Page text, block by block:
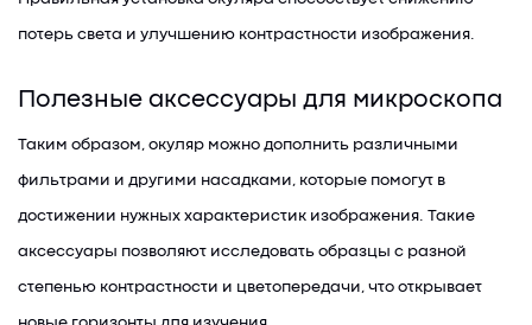
потерь света и улучшению контрастности изображения.
Полезные аксессуары для микроскопа
Таким образом, окуляр можно дополнить различными
фильтрами и другими насадками, которые помогут в
достижении нужных характеристик изображения. Такие
аксессуары позволяют исследовать образцы с разной
степенью контрастности и цветопередачи, что открывает